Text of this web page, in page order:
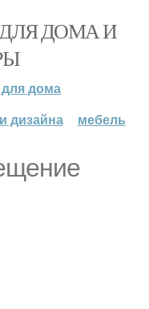
ДЛЯ ДОМА И
дома
дизайна мебель